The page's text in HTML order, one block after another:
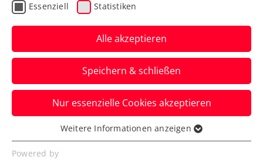
Erste Bank Open:
Medvedev bezwingt
Dimitrov, Rublev bucht
Finals-Ticket
Insgesamt stehen sieben der acht
gesetzten Spieler beim ATP-500-Turnier in
Wien im Viertelfinale.
Essenziell Statistiken
Alle akzeptieren
Speichern & schließen
Nur essenzielle Cookies akzeptieren
Essenziell
Essenzielle Cookies werden für grundlegende
Weitere Informationen anzeigen
Powered by